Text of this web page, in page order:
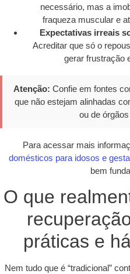
necessário, mas a
fraqueza muscular e
Expectativas irreais
Acreditar que só o
gerar frustração
Atenção: Confie em fontes
que não estejam alinhadas
ou de
Para acessar mais
domésticos para idosos e
bem
O que
práticas e
Nem tudo que é “tradicional”